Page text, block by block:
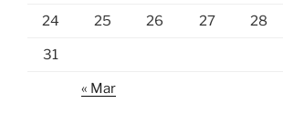
24 25 26 27 28
31
« Mar